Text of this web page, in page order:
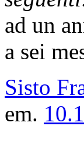
ad un
a sei
Sisto
em.